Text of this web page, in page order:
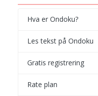
Hva er Ondoku?
Les tekst på Ondoku
Gratis registrering
Rate plan